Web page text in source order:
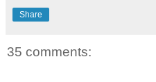
Share
35 comments: